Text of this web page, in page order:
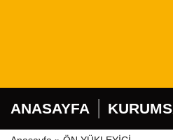
ANASAYFA